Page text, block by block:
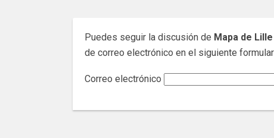
Puedes seguir la discusión de Mapa de Lille
de correo electrónico en el siguiente
Correo electrónico